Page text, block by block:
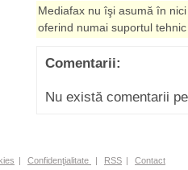
Mediafax nu îşi asumă în
oferind numai suportul
Comentarii:
Nu există comentarii
| Confidenţialitate | RSS | Contact